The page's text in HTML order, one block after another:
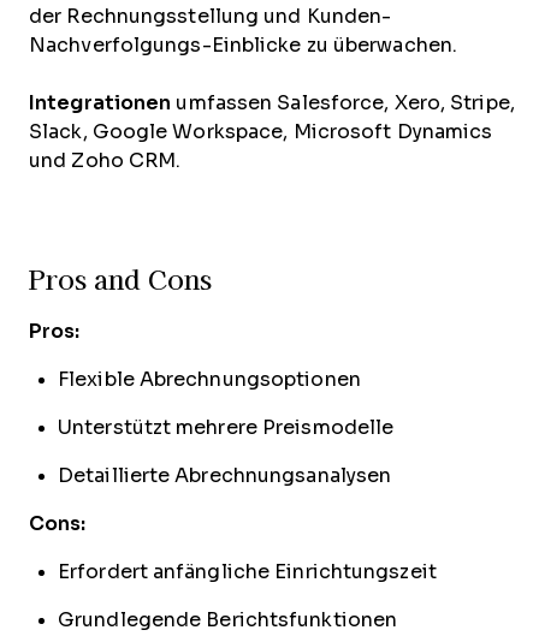
der Rechnungsstellung und Kunden-
Nachverfolgungs-Einblicke zu überwachen.
Integrationen umfassen Salesforce, Xero, Stripe,
Slack, Google Workspace, Microsoft Dynamics
und Zoho CRM.
Pros and Cons
Pros:
Flexible Abrechnungsoptionen
Unterstützt mehrere Preismodelle
Detaillierte Abrechnungsanalysen
Cons:
Erfordert anfängliche Einrichtungszeit
Grundlegende Berichtsfunktionen